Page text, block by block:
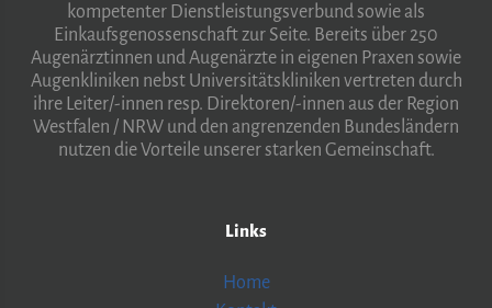
kompetenter Dienstleistungsverbund sowie als
Einkaufsgenossenschaft zur Seite. Bereits über 250
Augenärztinnen und Augenärzte in eigenen Praxen sowie
Augenkliniken nebst Universitätskliniken vertreten durch
ihre Leiter/-innen resp. Direktoren/-innen aus der Region
Westfalen / NRW und den angrenzenden Bundesländern
nutzen die Vorteile unserer starken Gemeinschaft.
Links
Home